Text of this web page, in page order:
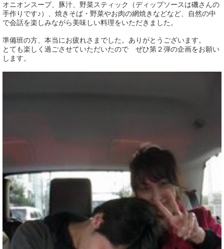
オニオンスープ、豚汁、野菜スティック（ディップソースは磯さんの
手作りです♪）、焼きそば・野菜やお肉の網焼きなどなど、自然の中
で会話を楽しみながら美味しい料理をいただきました。
準備班の方、本当にお疲れさまでした。ありがとうございます。
とても楽しく過ごさせていただいたので ぜひ第２弾の企画をお願い
します。